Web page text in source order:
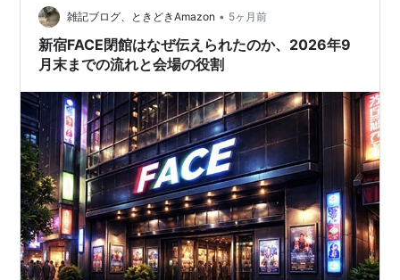
雑記ブログ、ときどきAmazon • 5ヶ月前
新宿FACE閉館はなぜ伝えられたのか、2026年9
月末までの流れと会場の役割